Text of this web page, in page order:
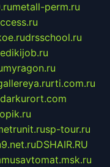
metall-perm.ru
drsschool.ru
myragon.ru
rti.com.ru
sp-tour.ru
DSHAIR.RU
musavtomat.msk.ru